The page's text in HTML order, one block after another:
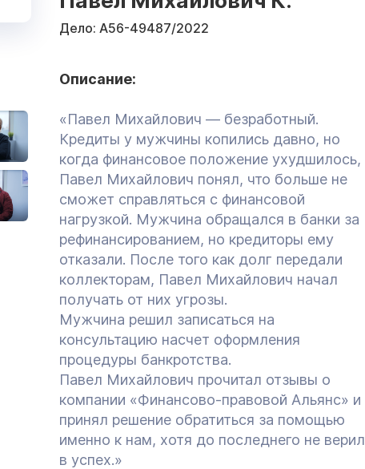
Дело: А56-49487/2022
Описание:
«Павел Михайлович — безработный.
Кредиты у мужчины копились давно, но
когда финансовое положение ухудшилось,
Павел Михайлович понял, что больше не
сможет справляться с финансовой
нагрузкой. Мужчина обращался в банки за
рефинансированием, но кредиторы ему
отказали. После того как долг передали
коллекторам, Павел Михайлович начал
получать от них угрозы.
Мужчина решил записаться на
консультацию насчет оформления
процедуры банкротства.
Павел Михайлович прочитал отзывы о
компании «Финансово-правовой Альянс» и
принял решение обратиться за помощью
именно к нам, хотя до последнего не верил
в успех.»